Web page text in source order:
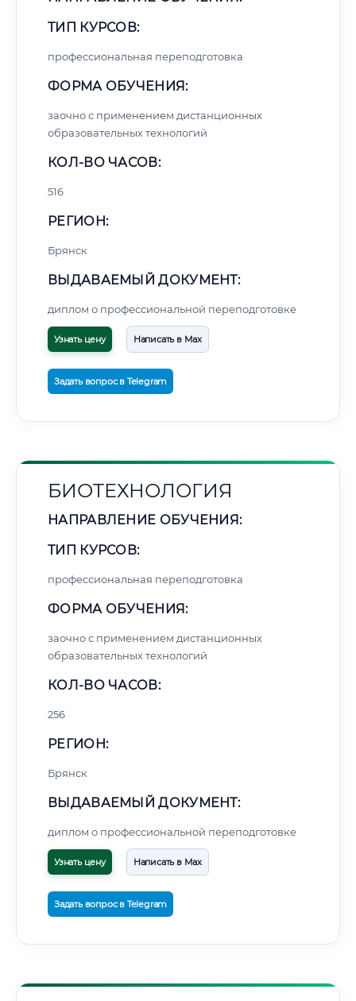
ТИП КУРСОВ:
профессиональная переподготовка
ФОРМА ОБУЧЕНИЯ:
заочно с применением дистанционных
образовательных технологий
КОЛ-ВО ЧАСОВ:
516
РЕГИОН:
Брянск
ВЫДАВАЕМЫЙ ДОКУМЕНТ:
диплом о профессиональной переподготовке
Узнать цену Написать в Max
Задать вопрос в Telegram
БИОТЕХНОЛОГИЯ
НАПРАВЛЕНИЕ ОБУЧЕНИЯ:
ТИП КУРСОВ:
профессиональная переподготовка
ФОРМА ОБУЧЕНИЯ:
заочно с применением дистанционных
образовательных технологий
КОЛ-ВО ЧАСОВ:
256
РЕГИОН:
Брянск
ВЫДАВАЕМЫЙ ДОКУМЕНТ:
диплом о профессиональной переподготовке
Узнать цену Написать в Max
Задать вопрос в Telegram